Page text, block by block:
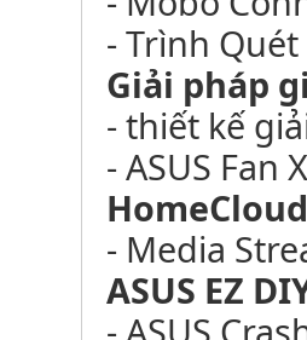
- Trình
Giải pháp
- thiết kế
- ASUS Fan
- Media
ASUS EZ